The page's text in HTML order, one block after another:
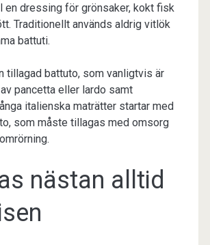
en dressing för grönsaker, kokt fisk
Traditionellt används aldrig vitlök
battuti.
tillagad battuto, som vanligtvis är
pancetta eller lardo samt
italienska maträtter startar med
som måste tillagas med omsorg
nästan alltid